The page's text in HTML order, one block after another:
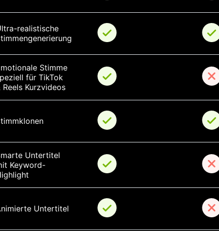
realistische
Stimme
für TikTok
Reels Kurzvideos
Untertitel
Keyword-
Untertitel